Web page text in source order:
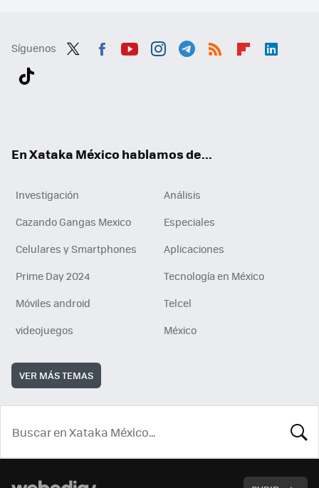
Síguenos
En Xataka México hablamos de...
Investigación
Análisis
Cazando Gangas Mexico
Especiales
Celulares y Smartphones
Aplicaciones
Prime Day 2024
Tecnología en México
Móviles android
Telcel
videojuegos
México
VER MÁS TEMAS